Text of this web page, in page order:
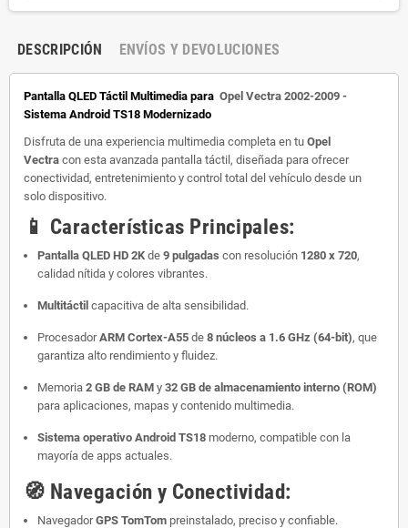
DESCRIPCIÓN ENVÍOS Y DEVOLUCIONES
Pantalla QLED Táctil Multimedia para Opel Vectra 2002-2009 -
Sistema Android TS18 Modernizado
Disfruta de una experiencia multimedia completa en tu Opel
Vectra con esta avanzada pantalla táctil, diseñada para ofrecer
conectividad, entretenimiento y control total del vehículo desde un
solo dispositivo.
📱 Características Principales:
Pantalla QLED HD 2K de 9 pulgadas con resolución 1280 x 720,
calidad nítida y colores vibrantes.
Multitáctil capacitiva de alta sensibilidad.
ProcesadorARM Cortex-A55 de 8 núcleos a 1.6 GHz (64-bit), que
garantiza alto rendimiento y fluidez.
Memoria 2 GB de RAM y 32 GB de almacenamiento interno (ROM)
para aplicaciones, mapas y contenido multimedia.
Sistema operativo Android TS18 moderno, compatible con la
mayoría de apps actuales.
🧭 Navegación y Conectividad:
NavegadorGPS TomTom preinstalado, preciso y confiable.